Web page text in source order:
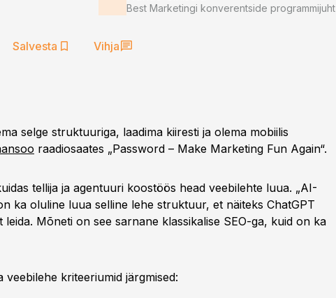
Best Marketingi konverentside programmijuht
Salvesta Vihja
selge struktuuriga, laadima kiiresti ja olema mobiilis
raadiosaates „Password – Make Marketing Fun Again“.
tellija ja agentuuri koostöös head veebilehte luua. „AI-
ka oluline luua selline lehe struktuur, et näiteks ChatGPT
Mõneti on see sarnane klassikalise SEO-ga, kuid on ka
kriteeriumid järgmised: